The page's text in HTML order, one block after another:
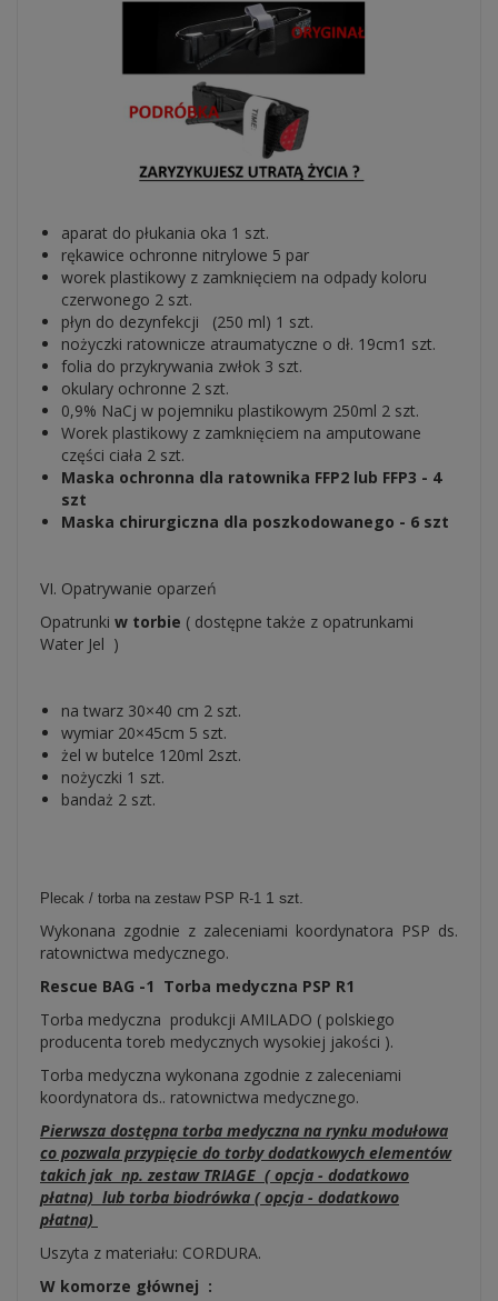
aparat do płukania oka 1 szt.
rękawice ochronne nitrylowe 5 par
worek plastikowy z zamknięciem na odpady koloru
czerwonego 2 szt.
płyn do dezynfekcji (250 ml) 1 szt.
nożyczki ratownicze atraumatyczne o dł. 19cm1 szt.
folia do przykrywania zwłok 3 szt.
okulary ochronne 2 szt.
0,9% NaCj w pojemniku plastikowym 250ml 2 szt.
Worek plastikowy z zamknięciem na amputowane
części ciała 2 szt.
Maska ochronna dla ratownika FFP2 lub FFP3 - 4
szt
Maska chirurgiczna dla poszkodowanego - 6 szt
VI. Opatrywanie oparzeń
Opatrunki w torbie ( dostępne także z opatrunkami
Water Jel )
na twarz 30×40 cm 2 szt.
wymiar 20×45cm 5 szt.
żel w butelce 120ml 2szt.
nożyczki 1 szt.
bandaż 2 szt.
Plecak / torba na zestaw PSP R-1 1 szt.
Wykonana zgodnie z zaleceniami koordynatora PSP ds.
ratownictwa medycznego.
Rescue BAG -1 Torba medyczna PSP R1
Torba medyczna produkcji AMILADO ( polskiego
producenta toreb medycznych wysokiej jakości ).
Torba medyczna wykonana zgodnie z zaleceniami
koordynatora ds.. ratownictwa medycznego.
Pierwsza dostępna torba medyczna na rynku modułowa
co pozwala przypięcie do torby dodatkowych elementów
takich jak np. zestaw TRIAGE ( opcja - dodatkowo
płatna) lub torba biodrówka ( opcja - dodatkowo
płatna)
Uszyta z materiału: CORDURA.
W komorze głównej :